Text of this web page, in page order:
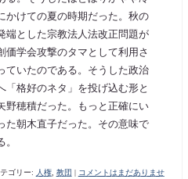
かけての夏の時期だった。秋の
端とした宗教法人法改正問題が
価学会攻撃のタマとして利用さ
ていたのである。そうした政治
「格好のネタ」を投げ込む形と
野穂積だった。もっと正確にい
た朝木直子だった。その意味で
ゴリー: 人権, 教団
コメントはまだありませ